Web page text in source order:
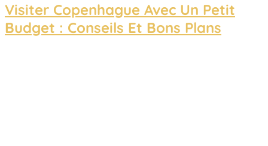
Visiter Copenhague Avec Un Petit
Budget : Conseils Et Bons Plans